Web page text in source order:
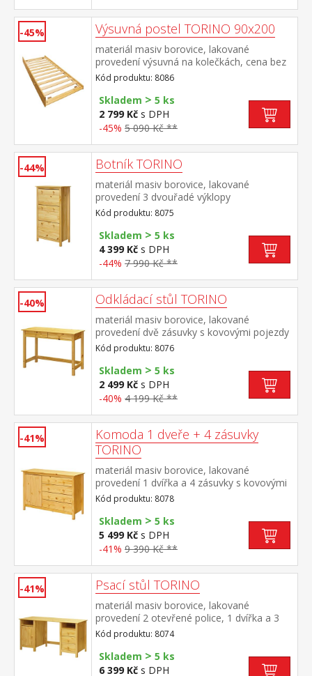
-45% Výsuvná postel TORINO 90x200
materiál masiv borovice, lakované
provedení výsuvná na kolečkách, cena bez
matrace maximální doporučená výška
matrace 14 cm doporučený rozměr
matrace 90 × 200 cm vhodná jako výsuvná
přistýlka k pohovce TORINO 8085 nebo k
jednolůžku JANA ID30400225
Kód produktu: 8086
Skladem > 5 ks
2 799 Kč s DPH
-45% 5 090 Kč **
-44% Botník TORINO
materiál masiv borovice, lakované
provedení 3 dvouřadé výklopy
Kód produktu: 8075
Skladem > 5 ks
4 399 Kč s DPH
-44% 7 990 Kč **
-40% Odkládací stůl TORINO
materiál masiv borovice, lakované
provedení dvě zásuvky s kovovými pojezdy
Kód produktu: 8076
Skladem > 5 ks
2 499 Kč s DPH
-40% 4 199 Kč **
-41%
Komoda 1 dveře + 4 zásuvky
TORINO
materiál masiv borovice, lakované
provedení 1 dvířka a 4 zásuvky s kovovými
pojezdy
Kód produktu: 8078
Skladem > 5 ks
5 499 Kč s DPH
-41% 9 390 Kč **
-41% Psací stůl TORINO
materiál masiv borovice, lakované
provedení 2 otevřené police, 1 dvířka a 3
zásuvky s kovovými pojezdy výsuv není
součástí dodávky ke stolu je možno
dokoupit výsuvnou desku na klávesnici 8840
Kód produktu: 8074
Skladem > 5 ks
6 399 Kč s DPH